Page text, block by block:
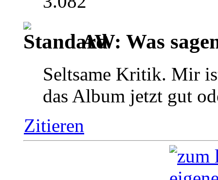
AW: Was
Seltsame Kritik. Mir
das Album jetzt gut
Zitieren